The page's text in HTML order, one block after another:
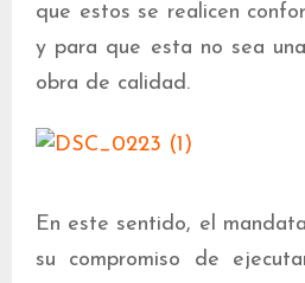
que estos se realicen
y para que esta no sea
obra de calidad.
En este sentido, el
su compromiso de